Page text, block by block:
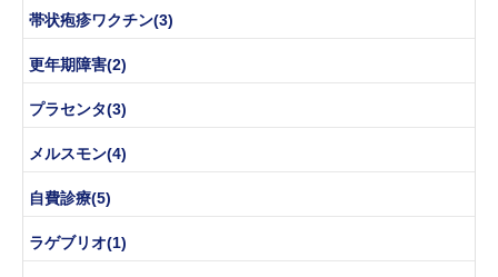
帯状疱疹ワクチン(3)
更年期障害(2)
プラセンタ(3)
メルスモン(4)
自費診療(5)
ラゲブリオ(1)